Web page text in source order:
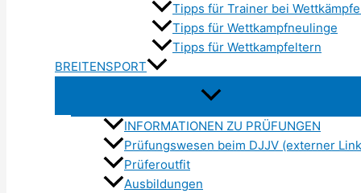
Tipps für Trainer bei
Tipps für Wettkampfneulinge
Tipps für Wettkampfeltern
BREITENSPORT
INFORMATIONEN ZU PRÜFUNGEN
Prüfungswesen beim DJJV (externer
Prüferoutfit
Ausbildungen